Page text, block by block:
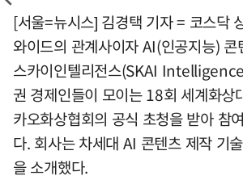
[서울=뉴시스] 김경택 기자 = 코스닥
와이드의 관계사이자 AI(인공지능) 콘
스카이인텔리전스(SKAI
권 경제인들이 모이는 18회 세계화상
카오화상협회의 공식 초청을 받아 참
다. 회사는 차세대 AI 콘텐츠 제작 기
을 소개했다.